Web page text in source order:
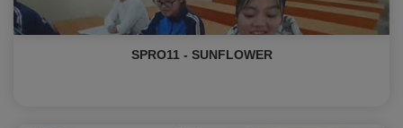
SPRO11 - SUNFLOWER